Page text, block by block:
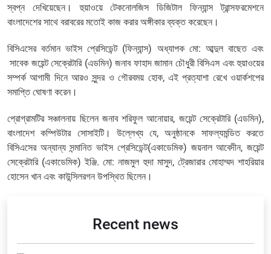
স্বপ্ন দেখিয়েছেন। হুয়াওয়ে টেকনোলজিস ডিজিটাল ফিন্যান্স ট্রান্সফরমেশনে
বাংলাদেশের সাথে বরাবরের মতোই কাজ করার অঙ্গীকার ব্যক্ত করেছেন।
বিসিএসের বর্তমান ভাইস প্রেসিডেন্ট (ফিন্যান্স) অধ্যাপক মো: আব্দুল বাছেত এবং
সাবেক জয়েন্ট সেক্রেটারি (এডমিন) জনাব ফাহাদ জামান চৌধুরী বিসিএস এবং হুয়াওয়ের
সম্পর্ক আগামী দিনে আরও সুন্দর ও গৌরবময় হোক, এই প্রত্যাশা রেখে ওয়ার্কশপের
সমাপ্তি ঘোষণা করেন।
প্রোগ্রামটির সঞ্চালনায় ছিলেন জনাব শরিফুল আনোয়ার, জয়েন্ট সেক্রেটারি (এডমিন),
বাংলাদেশ কম্পিউটার সোসাইটি। উল্লেখ্য যে, অনুষ্ঠানকে সাফল্যমন্ডিত করতে
বিসিএসের অন্যান্য সন্মানিত ভাইস প্রেসিডেন্ট(একাডেমিক) জয়নাল আবেদীন, জয়েন্ট
সেক্রেটারি (একাডেমিক) ইঞ্জি. মো: নাজমুল হুদা মাসুদ, ট্রেজারার মোহাম্মদ শাহরিয়ার
হোসেন খান এবং কাউন্সিলরগন উপস্থিত ছিলেন।
Recent news